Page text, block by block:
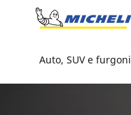
Go to page content
Auto, SUV e furgoni